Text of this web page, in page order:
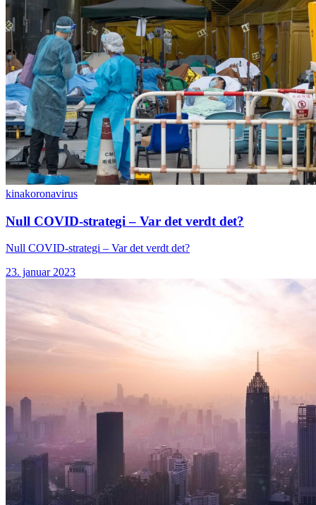
kinakoronavirus
Null COVID-strategi – Var det verdt det?
Null COVID-strategi – Var det verdt det?
23. januar 2023